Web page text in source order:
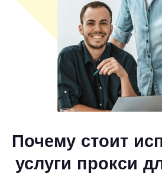
Почему стоит
услуги прокси